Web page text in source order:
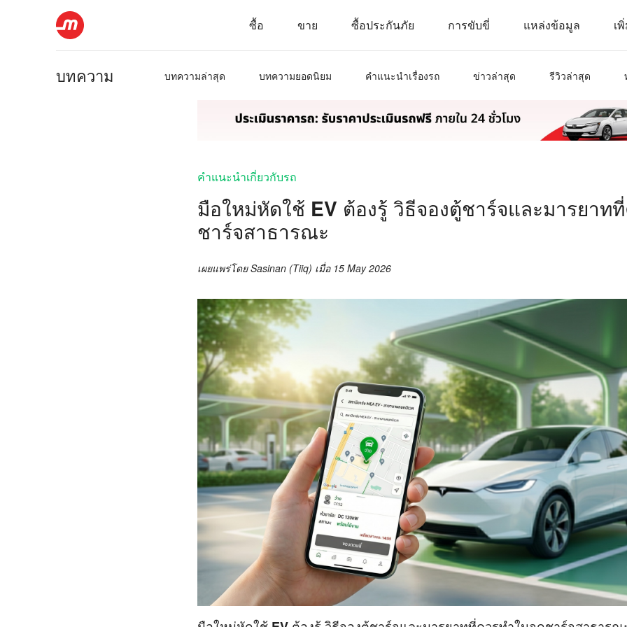
ซื้อ ขาย ซื้อประกันภัย การขับขี่ แหล่งข้อมูล เ
บทความ บทความล่าสุด บทความยอดนิยม คำแนะนำเรื่องรถ ข่าวล่าสุด รีวิวล่าสุด
คำแนะนำเกี่ยวกับรถ
มือใหม่หัดใช้ EV ต้องรู้ วิธีจองตู้ชาร์จและมารยาท
ชาร์จสาธารณะ
เผยแพร่โดยSasinan (Tiiq) เมื่อ 15 May 2026